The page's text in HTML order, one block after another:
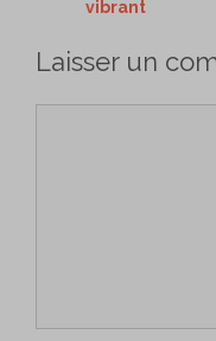
vibrant
Laisser un